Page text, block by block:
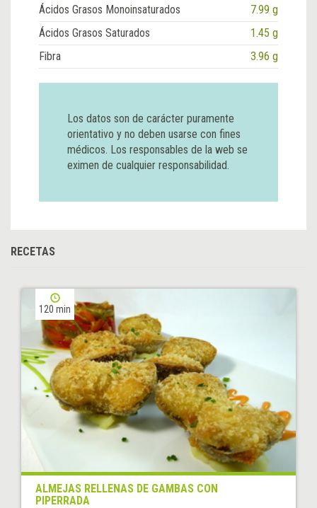
Ácidos Grasos Monoinsaturados
7.99 g
Ácidos Grasos Saturados
1.45 g
Fibra
3.96 g
Los datos son de carácter puramente
orientativo y no deben usarse con fines
médicos. Los responsables de la web se
eximen de cualquier responsabilidad.
RECETAS
120 min
ALMEJAS RELLENAS DE GAMBAS CON
PIPERRADA